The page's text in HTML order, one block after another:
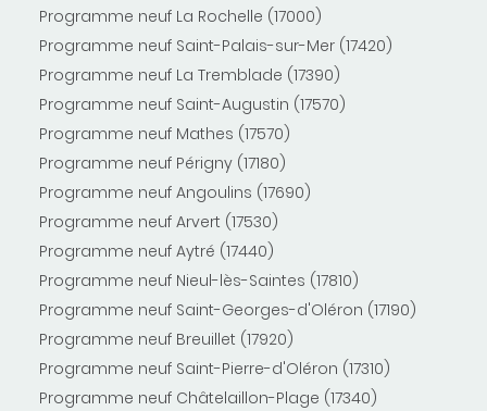
Programme neuf La Rochelle (17000)
Programme neuf Saint-Palais-sur-Mer (17420)
Programme neuf La Tremblade (17390)
Programme neuf Saint-Augustin (17570)
Programme neuf Mathes (17570)
Programme neuf Périgny (17180)
Programme neuf Angoulins (17690)
Programme neuf Arvert (17530)
Programme neuf Aytré (17440)
Programme neuf Nieul-lès-Saintes (17810)
Programme neuf Saint-Georges-d'Oléron (17190)
Programme neuf Breuillet (17920)
Programme neuf Saint-Pierre-d'Oléron (17310)
Programme neuf Châtelaillon-Plage (17340)